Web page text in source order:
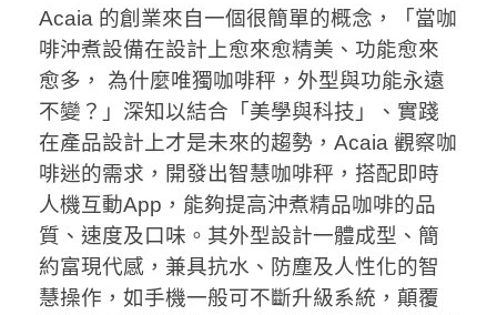
Acaia 的創業來自一個很簡單的概念，「當咖
啡沖煮設備在設計上愈來愈精美、功能愈來
愈多， 為什麼唯獨咖啡秤，外型與功能永遠
不變？」深知以結合「美學與科技」、實踐
在產品設計上才是未來的趨勢，Acaia 觀察咖
啡迷的需求，開發出智慧咖啡秤，搭配即時
人機互動App，能夠提高沖煮精品咖啡的品
質、速度及口味。其外型設計一體成型、簡
約富現代感，兼具抗水、防塵及人性化的智
慧操作，如手機一般可不斷升級系統，顛覆